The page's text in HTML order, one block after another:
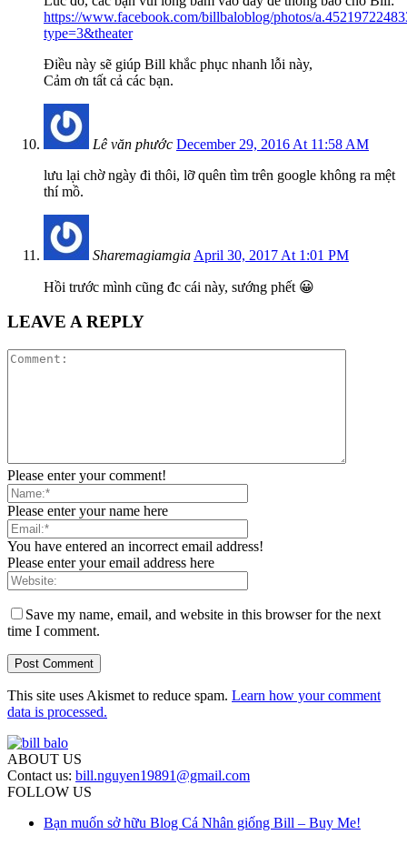
https://www.facebook.com/billbaloblog/photos/
type=3&theater
Điều này sẽ giúp Bill khắc phục nhanh lỗi này,
Cảm ơn tất cả các bạn.
Lê văn phước December 29, 2016 At 11:58 AM
lưu lại chờ ngày đi thôi, lỡ quên tìm trên google không ra mệt
thí mồ.
Sharemagiamgia April 30, 2017 At 1:01 PM
Hồi trước mình cũng đc cái này, sướng phết 😀
LEAVE A REPLY
Please enter your comment!
Please enter your name here
You have entered an incorrect email address!
Please enter your email address here
Save my name, email, and website in this browser for the next
time I comment.
This site uses Akismet to reduce spam. Learn how your comment
data is processed.
ABOUT US
Contact us: bill.nguyen19891@gmail.com
FOLLOW US
Bạn muốn sở hữu Blog Cá Nhân giống Bill – Buy Me!